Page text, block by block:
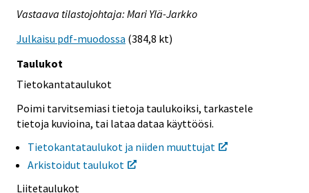
Vastaava tilastojohtaja: Mari Ylä-Jarkko
Julkaisu pdf-muodossa (384,8 kt)
Taulukot
Tietokantataulukot
Poimi tarvitsemiasi tietoja taulukoiksi, tarkastele
tietoja kuvioina, tai lataa dataa käyttöösi.
Tietokantataulukot ja niiden muuttujat
Arkistoidut taulukot
Liitetaulukot